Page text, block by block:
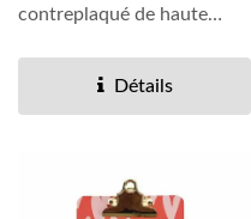
contreplaqué de haute
Détails